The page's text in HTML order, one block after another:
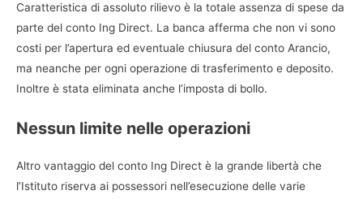
Caratteristica di assoluto rilievo è la totale assenza di spese da
parte del conto Ing Direct. La banca afferma che non vi sono
costi per l’apertura ed eventuale chiusura del conto Arancio,
ma neanche per ogni operazione di trasferimento e deposito.
Inoltre è stata eliminata anche l’imposta di bollo.
Nessun limite nelle operazioni
Altro vantaggio del conto Ing Direct è la grande libertà che
l’Istituto riserva ai possessori nell’esecuzione delle varie